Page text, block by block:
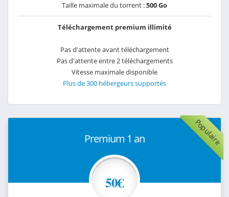
Taille maximale du torrent :500 Go
Téléchargement premium illimité
Pas d'attente avant téléchargement
Pas d'attente entre 2 téléchargements
Vitesse maximale disponible
Plus de 300 hébergeurs supportés
Populaire
Premium 1 an
50€